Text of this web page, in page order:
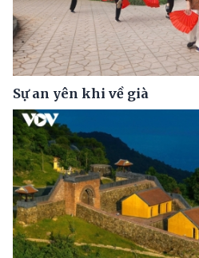
Sự an yên khi về già